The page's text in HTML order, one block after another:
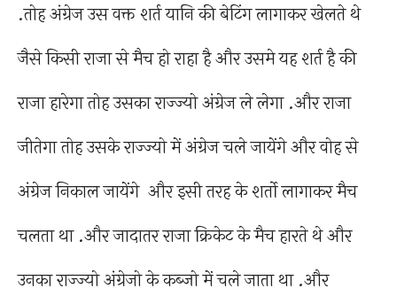
.तोह अंग्रेज उस वक्त शर्त यानि की बेटिंग लागाकर खेलते थे
जैसे किसी राजा से मैच हो राहा है और उसमे यह शर्त है की
राजा हारेगा तोह उसका राज्ज्यो अंग्रेज ले लेगा .और राजा
जीतेगा तोह उसके राज्ज्यो में अंग्रेज चले जायेंगे और वोह से
अंग्रेज निकाल जायेंगे और इसी तरह के शर्तो लागाकर मैच
चलता था .और जादातर राजा क्रिकेट के मैच हारते थे और
उनका राज्ज्यो अंग्रेजो के कब्जो में चले जाता था .और